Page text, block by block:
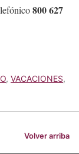
800 627
, VACACIONES,
Volver arriba